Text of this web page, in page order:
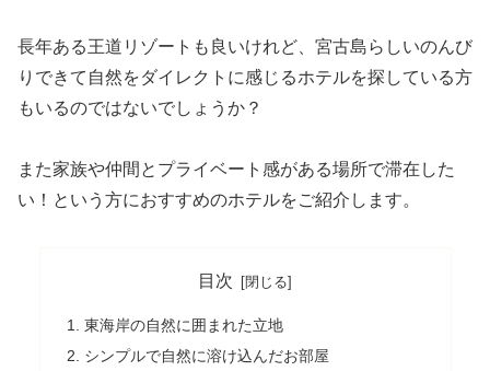
長年ある王道リゾートも良いけれど、宮古島らしいのんび
りできて自然をダイレクトに感じるホテルを探している方
もいるのではないでしょうか？
また家族や仲間とプライベート感がある場所で滞在した
い！という方におすすめのホテルをご紹介します。
目次
東海岸の自然に囲まれた立地
シンプルで自然に溶け込んだお部屋